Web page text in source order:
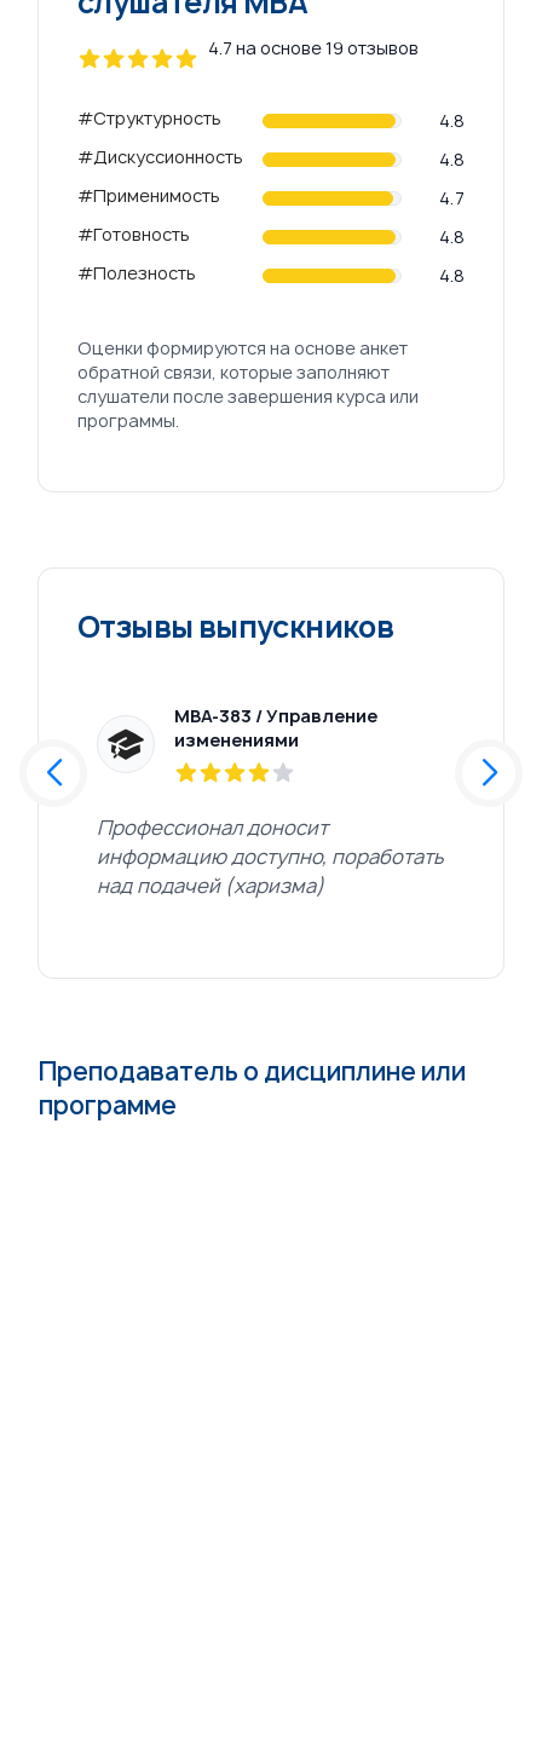
4.7 на основе 19 отзывов
Review data
#Структурность
4.8
#Дискуссионность
4.8
#Применимость
4.7
#Готовность
4.8
#Полезность
4.8
Оценки формируются на основе анкет
обратной связи, которые заполняют
слушатели после завершения курса или
программы.
Отзывы выпускников
МВА-383 / Управление
проектами
Спасибо большое за курс
Преподаватель о дисциплине или
программе